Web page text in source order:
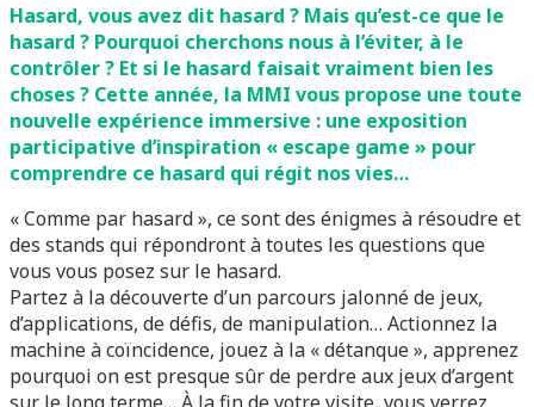
Hasard, vous avez dit hasard ? Mais qu’est-ce que le
hasard ? Pourquoi cherchons nous à l’éviter, à le
contrôler ? Et si le hasard faisait vraiment bien les
choses ? Cette année, la MMI vous propose une toute
nouvelle expérience immersive : une exposition
participative d’inspiration « escape game » pour
comprendre ce hasard qui régit nos vies…
« Comme par hasard », ce sont des énigmes à résoudre et
des stands qui répondront à toutes les questions que
vous vous posez sur le hasard.
Partez à la découverte d’un parcours jalonné de jeux,
d’applications, de défis, de manipulation… Actionnez la
machine à coïncidence, jouez à la « détanque », apprenez
pourquoi on est presque sûr de perdre aux jeux d’argent